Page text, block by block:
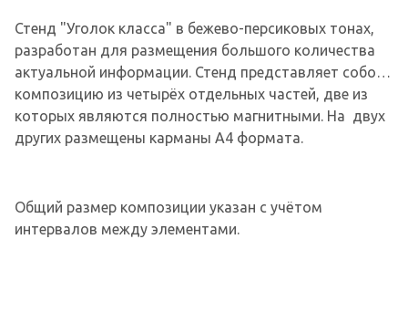
Стенд "Уголок класса" в бежево-персиковых тонах,
разработан для размещения большого количества
актуальной информации. Стенд представляет собой
композицию из четырёх отдельных частей, две из
которых являются полностью магнитными. На двух
других размещены карманы А4 формата.
Общий размер композиции указан с учётом
интервалов между элементами.